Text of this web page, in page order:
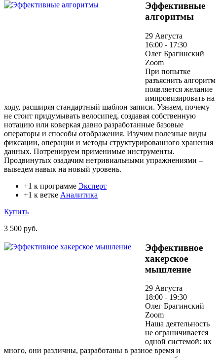
Эффективные
алгоритмы
29 Августа
16:00 - 17:30
Олег Брагинский
Zoom
При попытке
разъяснить алгоритм
появляется желание
импровизировать на
ходу, расширяя стандартный шаблон записи. Узнаем, почему
не стоит придумывать велосипед, создавая собственную
нотацию или коверкая давно разработанные базовые
операторы и способы отображения. Изучим полезные виды
фиксации, операции и методы структурированного хранения
данных. Потренируем применимые инструменты.
Продвинутых озадачим нетривиальными упражнениями –
выведем навык на новый уровень.
+1 к программе Эксперт
+1 к ветке Аналитика
Купить
3 500 руб.
Эффективное
хакерское
мышление
29 Августа
18:00 - 19:30
Олег Брагинский
Zoom
Наша деятельность
не ограничивается
одной системой: их
много, они различны, разработаны в разное время и